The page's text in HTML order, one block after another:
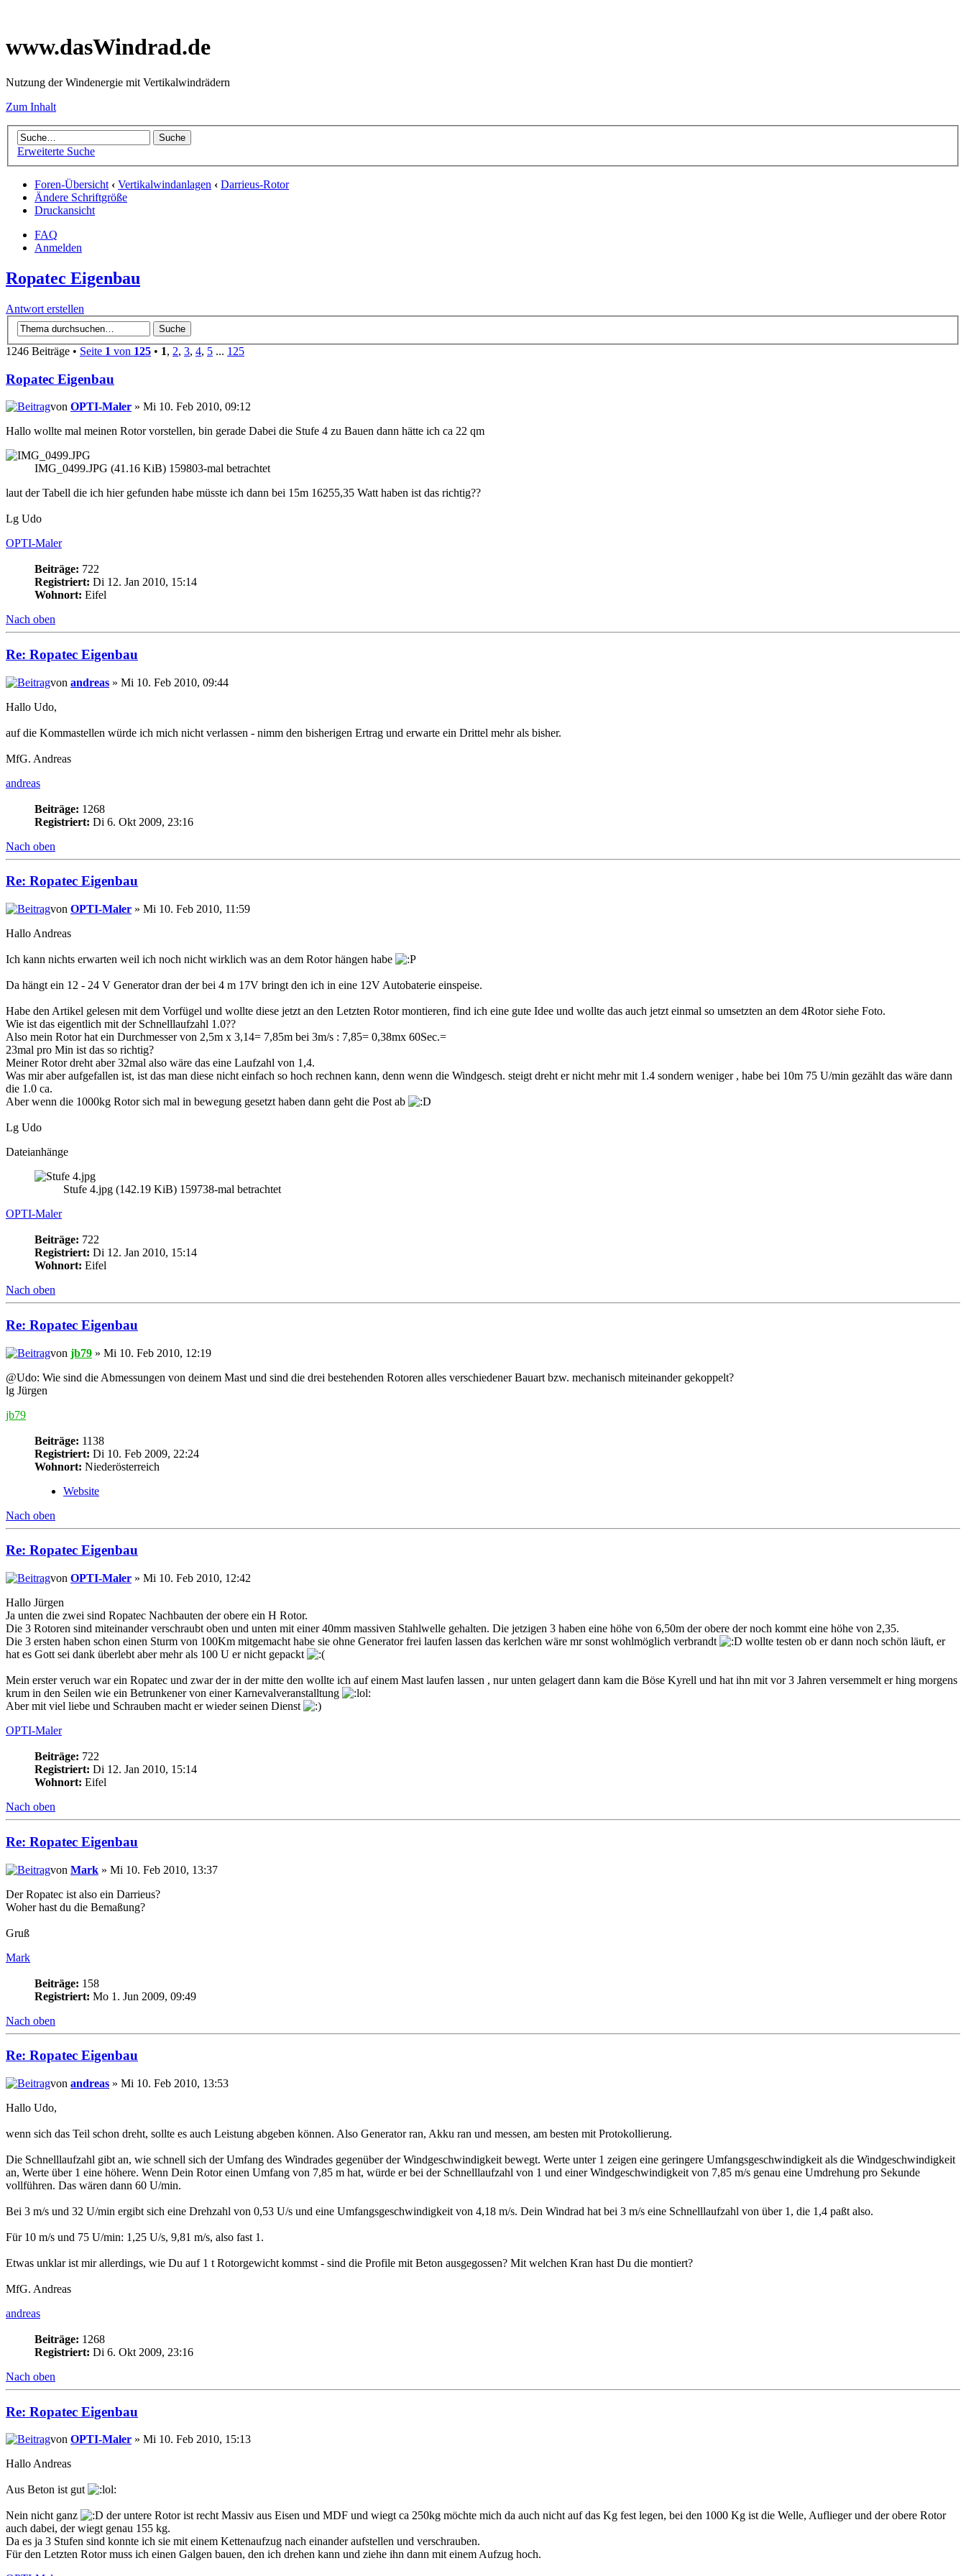
www.dasWindrad.de
Nutzung der Windenergie mit Vertikalwindrädern
Zum Inhalt
Erweiterte Suche
Foren-Übersicht ‹ Vertikalwindanlagen ‹ Darrieus-Rotor
Ändere Schriftgröße
Druckansicht
FAQ
Anmelden
Ropatec Eigenbau
Antwort erstellen
1246 Beiträge • Seite 1 von 125 • 1, 2, 3, 4, 5 ... 125
Ropatec Eigenbau
von OPTI-Maler » Mi 10. Feb 2010, 09:12
Hallo wollte mal meinen Rotor vorstellen, bin gerade Dabei die Stufe 4 zu Bauen dann hätte ich ca 22 qm
IMG_0499.JPG (41.16 KiB) 159803-mal betrachtet
laut der Tabell die ich hier gefunden habe müsste ich dann bei 15m 16255,35 Watt haben ist das richtig??
Lg Udo
OPTI-Maler
Beiträge: 722
Registriert: Di 12. Jan 2010, 15:14
Wohnort: Eifel
Nach oben
Re: Ropatec Eigenbau
von andreas » Mi 10. Feb 2010, 09:44
Hallo Udo,
auf die Kommastellen würde ich mich nicht verlassen - nimm den bisherigen Ertrag und erwarte ein Drittel mehr als bisher.
MfG. Andreas
andreas
Beiträge: 1268
Registriert: Di 6. Okt 2009, 23:16
Nach oben
Re: Ropatec Eigenbau
von OPTI-Maler » Mi 10. Feb 2010, 11:59
Hallo Andreas
Ich kann nichts erwarten weil ich noch nicht wirklich was an dem Rotor hängen habe
Da hängt ein 12 - 24 V Generator dran der bei 4 m 17V bringt den ich in eine 12V Autobaterie einspeise.
Habe den Artikel gelesen mit dem Vorfügel und wollte diese jetzt an den Letzten Rotor montieren, find ich eine gute Idee und wollte das auch jetzt einmal so umsetzten an dem 4Rotor siehe Foto.
Wie ist das eigentlich mit der Schnelllaufzahl 1.0??
Also mein Rotor hat ein Durchmesser von 2,5m x 3,14= 7,85m bei 3m/s : 7,85= 0,38mx 60Sec.=
23mal pro Min ist das so richtig?
Meiner Rotor dreht aber 32mal also wäre das eine Laufzahl von 1,4.
Was mir aber aufgefallen ist, ist das man diese nicht einfach so hoch rechnen kann, denn wenn die Windgesch. steigt dreht er nicht mehr mit 1.4 sondern weniger , habe bei 10m 75 U/min gezählt das wäre dann
die 1.0 ca.
Aber wenn die 1000kg Rotor sich mal in bewegung gesetzt haben dann geht die Post ab
Lg Udo
Dateianhänge
Stufe 4.jpg (142.19 KiB) 159738-mal betrachtet
OPTI-Maler
Beiträge: 722
Registriert: Di 12. Jan 2010, 15:14
Wohnort: Eifel
Nach oben
Re: Ropatec Eigenbau
von jb79 » Mi 10. Feb 2010, 12:19
@Udo: Wie sind die Abmessungen von deinem Mast und sind die drei bestehenden Rotoren alles verschiedener Bauart bzw. mechanisch miteinander gekoppelt?
lg Jürgen
jb79
Beiträge: 1138
Registriert: Di 10. Feb 2009, 22:24
Wohnort: Niederösterreich
Website
Nach oben
Re: Ropatec Eigenbau
von OPTI-Maler » Mi 10. Feb 2010, 12:42
Hallo Jürgen
Ja unten die zwei sind Ropatec Nachbauten der obere ein H Rotor.
Die 3 Rotoren sind miteinander verschraubt oben und unten mit einer 40mm massiven Stahlwelle gehalten. Die jetzigen 3 haben eine höhe von 6,50m der obere der noch kommt eine höhe von 2,35.
Die 3 ersten haben schon einen Sturm von 100Km mitgemacht habe sie ohne Generator frei laufen lassen das kerlchen wäre mr sonst wohlmöglich verbrandt
wollte testen ob er dann noch schön läuft, er
hat es Gott sei dank überlebt aber mehr als 100 U er nicht gepackt
Mein erster veruch war ein Ropatec und zwar der in der mitte den wollte ich auf einem Mast laufen lassen , nur unten gelagert dann kam die Böse Kyrell und hat ihn mit vor 3 Jahren versemmelt er hing morgens
krum in den Seilen wie ein Betrunkener von einer Karnevalveranstalltung
Aber mit viel liebe und Schrauben macht er wieder seinen Dienst
OPTI-Maler
Beiträge: 722
Registriert: Di 12. Jan 2010, 15:14
Wohnort: Eifel
Nach oben
Re: Ropatec Eigenbau
von Mark » Mi 10. Feb 2010, 13:37
Der Ropatec ist also ein Darrieus?
Woher hast du die Bemaßung?
Gruß
Mark
Beiträge: 158
Registriert: Mo 1. Jun 2009, 09:49
Nach oben
Re: Ropatec Eigenbau
von andreas » Mi 10. Feb 2010, 13:53
Hallo Udo,
wenn sich das Teil schon dreht, sollte es auch Leistung abgeben können. Also Generator ran, Akku ran und messen, am besten mit Protokollierung.
Die Schnelllaufzahl gibt an, wie schnell sich der Umfang des Windrades gegenüber der Windgeschwindigkeit bewegt. Werte unter 1 zeigen eine geringere Umfangsgeschwindigkeit als die Windgeschwindigkeit
an, Werte über 1 eine höhere. Wenn Dein Rotor einen Umfang von 7,85 m hat, würde er bei der Schnelllaufzahl von 1 und einer Windgeschwindigkeit von 7,85 m/s genau eine Umdrehung pro Sekunde
vollführen. Das wären dann 60 U/min.
Bei 3 m/s und 32 U/min ergibt sich eine Drehzahl von 0,53 U/s und eine Umfangsgeschwindigkeit von 4,18 m/s. Dein Windrad hat bei 3 m/s eine Schnelllaufzahl von über 1, die 1,4 paßt also.
Für 10 m/s und 75 U/min: 1,25 U/s, 9,81 m/s, also fast 1.
Etwas unklar ist mir allerdings, wie Du auf 1 t Rotorgewicht kommst - sind die Profile mit Beton ausgegossen? Mit welchen Kran hast Du die montiert?
MfG. Andreas
andreas
Beiträge: 1268
Registriert: Di 6. Okt 2009, 23:16
Nach oben
Re: Ropatec Eigenbau
von OPTI-Maler » Mi 10. Feb 2010, 15:13
Hallo Andreas
Aus Beton ist gut
Nein nicht ganz
der untere Rotor ist recht Massiv aus Eisen und MDF und wiegt ca 250kg möchte mich da auch nicht auf das Kg fest legen, bei den 1000 Kg ist die Welle, Auflieger und der obere Rotor
auch dabei, der wiegt genau 155 kg.
Da es ja 3 Stufen sind konnte ich sie mit einem Kettenaufzug nach einander aufstellen und verschrauben.
Für den Letzten Rotor muss ich einen Galgen bauen, den ich drehen kann und ziehe ihn dann mit einem Aufzug hoch.